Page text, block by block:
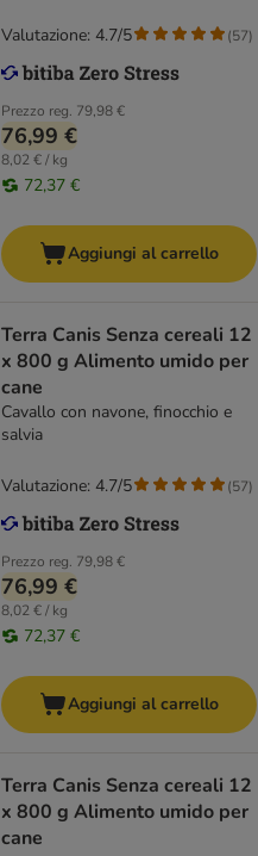
Prezzo reg. 79,98 €
76,99 €
8,02 € / kg
72,37 €
Valutazione: 4.7/5 (57)
Aggiungi al carrello
Terra Canis Senza cereali 12
x 800 g Alimento umido per
cane
Cavallo con navone, finocchio e
salvia
Prezzo reg. 79,98 €
76,99 €
8,02 € / kg
72,37 €
Valutazione: 4.7/5 (57)
Aggiungi al carrello
Terra Canis Senza cereali 12
x 800 g Alimento umido per
cane